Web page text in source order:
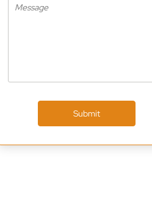
Submit